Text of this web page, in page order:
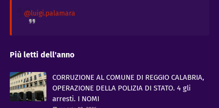
@luigi.palamara
Più letti dell'anno
CORRUZIONE AL COMUNE DI REGGIO CALABRIA,
OPERAZIONE DELLA POLIZIA DI STATO. 4 gli
arresti. I NOMI